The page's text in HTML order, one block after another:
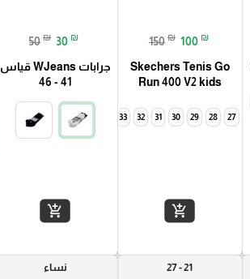
150 ₪ 100 ₪
Skechers Tenis Go
Run 400 V2 kids
27
28
29
30
31
32
33
35
add_shopping_cart
50 ₪ 30 ₪
جرابات WJeans قياس
41 - 46
add_shopping_cart
21 - 27 نساء